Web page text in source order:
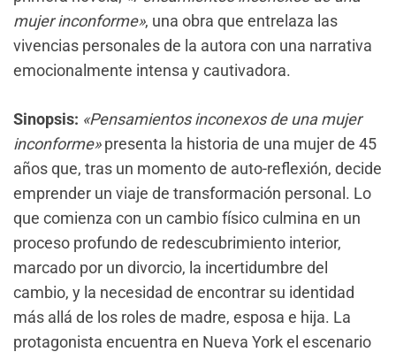
mujer inconforme», una obra que entrelaza las
vivencias personales de la autora con una narrativa
emocionalmente intensa y cautivadora.
Sinopsis: «Pensamientos inconexos de una mujer
inconforme»presenta la historia de una mujer de 45
años que, tras un momento de auto-reflexión, decide
emprender un viaje de transformación personal. Lo
que comienza con un cambio físico culmina en un
proceso profundo de redescubrimiento interior,
marcado por un divorcio, la incertidumbre del
cambio, y la necesidad de encontrar su identidad
más allá de los roles de madre, esposa e hija. La
protagonista encuentra en Nueva York el escenario